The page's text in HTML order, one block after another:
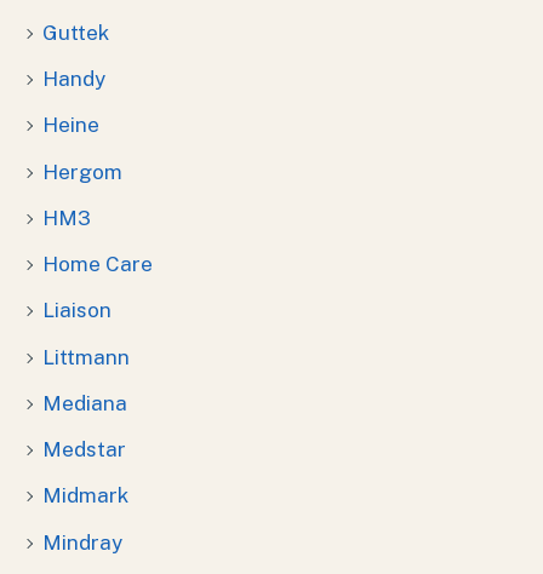
Guttek
Handy
Heine
Hergom
HM3
Home Care
Liaison
Littmann
Mediana
Medstar
Midmark
Mindray